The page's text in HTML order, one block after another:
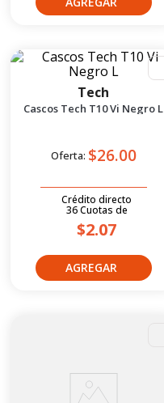
Tech
Cascos Tech T10 Vi Negro L
Oferta: $26.00
Crédito directo
36Cuotas de
$2.07